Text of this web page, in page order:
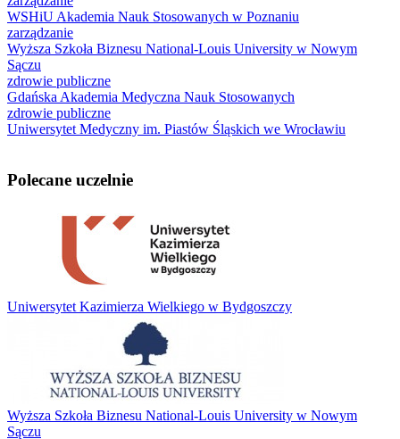
WSHiU Akademia Nauk Stosowanych w Poznaniu
zarządzanie
Wyższa Szkoła Biznesu National-Louis University w Nowym
Sączu
zdrowie publiczne
Gdańska Akademia Medyczna Nauk Stosowanych
zdrowie publiczne
Uniwersytet Medyczny im. Piastów Śląskich we Wrocławiu
Polecane uczelnie
Uniwersytet Kazimierza Wielkiego w Bydgoszczy
Wyższa Szkoła Biznesu National-Louis University w Nowym
Sączu